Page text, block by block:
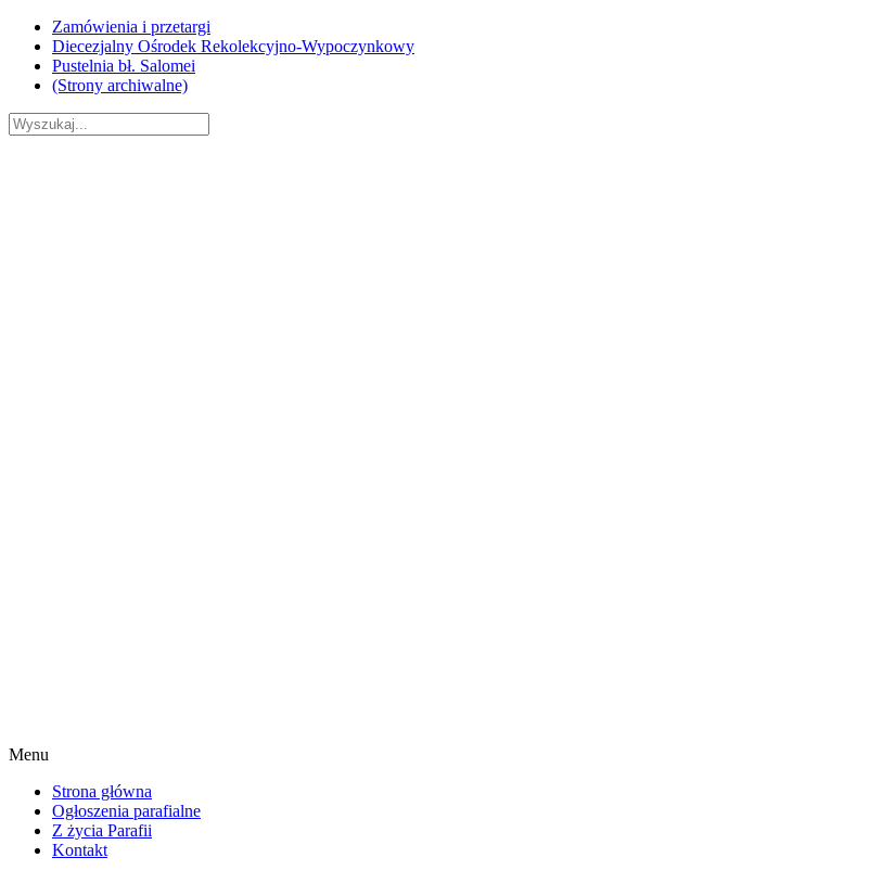
Skip
content
Zamówienia i przetargi
Diecezjalny Ośrodek Rekolekcyjno-Wypoczynkowy
Pustelnia bł. Salomei
(Strony archiwalne)
Menu
Strona główna
Ogłoszenia parafialne
Z życia Parafii
Kontakt